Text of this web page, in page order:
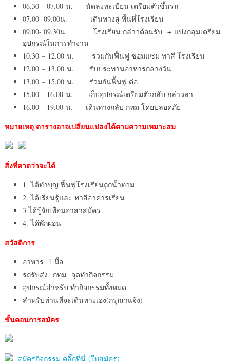
06.30 – 07.00 น. นัดลงทะเบียน เตรียมตัวขึ้นรถ
07.00- 09.00น. เดินทางสู่ พื้นที่โรงเรียน
09.00- 09.30น. โรงเรียน กล่าวต้อนรับ + แบ่งกลุ่มเตรียม
อุปกรณ์ในการทำงาน
10.30 – 12.00 น. ร่วมกันฟื้นฟู ซ่อมแซม ทาสี โรงเรียน
12.00 – 13.00 น. รับประทานอาหารกลางวัน
13.00 – 15.00 น. ร่วมกันฟื้นฟู ต่อ
15.00 – 16.00 น. เก็บอุปกรณ์เตรียมตัวกลับ กล่าวลา
16.00 – 19.00 น. เดินทางกลับ กทม โดยปลอดภัย
หมายเหตุ ตารางอาจเปลี่ยนแปลงได้ตามความเหมาะสม
สิ่งที่คาดว่าจะได้
1. ได้ทำบุญ ฟื้นฟูโรงเรียนถูกน้ำท่วม
2. ได้เรียนรู้และ ทาสีอาคารเรียน
3 ได้รู้จักเพื่อนอาสาสมัคร
4. ได้พักผ่อน
สวัสดิการ
อาหาร 1 มื้อ
รถรับส่ง กทม จุดทำกิจกรรม
อุปกรณ์สำหรับ ทำกิจกรรมทั้งหมด
สำหรับท่านที่จะเดินทางเอง(กรุณาแจ้ง)
ขั้นตอนการสมัคร
สมัครกิจกรรม คลิ๊กที่นี่ (ใบสมัคร)